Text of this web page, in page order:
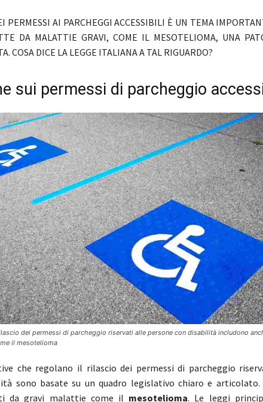
PERMESSI AI PARCHEGGI ACCESSIBILI È UN TEMA
DA MALATTIE GRAVI, COME IL MESOTELIOMA, UNA
COSA DICE LA LEGGE ITALIANA A TAL RIGUARDO?
sui permessi di parcheggio
dei permessi di parcheggio riservati alle persone con disabilità includono
il mesotelioma
che regolano il rilascio dei permessi di parcheggio
sono basate su un quadro legislativo chiaro e articolato.
da gravi malattie come il mesotelioma. Le leggi